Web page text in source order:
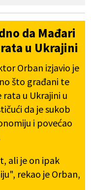
da Mađari
u Ukrajini
Orban izjavio je
što građani te
u Ukrajini u
da je sukob
i povećao
ali je on ipak
rekao je Orban,